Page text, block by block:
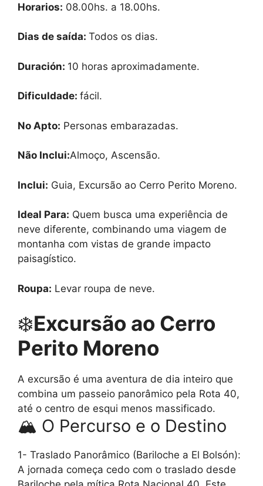
Horarios: 08.00hs. a 18.00hs.
Dias de saída: Todos os dias.
Duración: 10 horas aproximadamente.
Dificuldade: fácil.
No Apto: Personas embarazadas.
Não Inclui:Almoço, Ascensão.
Inclui: Guia, Excursão ao Cerro Perito Moreno.
Ideal Para: Quem busca uma experiência de
neve diferente, combinando uma viagem de
montanha com vistas de grande impacto
paisagístico.
Roupa: Levar roupa de neve.
❄️Excursão ao Cerro
Perito Moreno
A excursão é uma aventura de dia inteiro que
combina um passeio panorâmico pela Rota 40,
até o centro de esqui menos massificado.
🏔️ O Percurso e o Destino
1- Traslado Panorâmico (Bariloche a El Bolsón):
A jornada começa cedo com o traslado desde